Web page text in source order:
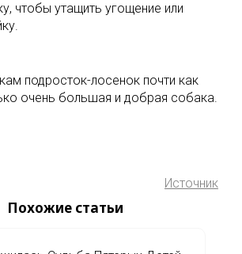
чтобы утащить угощение или
подросток-лосенок почти как
очень большая и добрая собака.
Источник
Похожие статьи